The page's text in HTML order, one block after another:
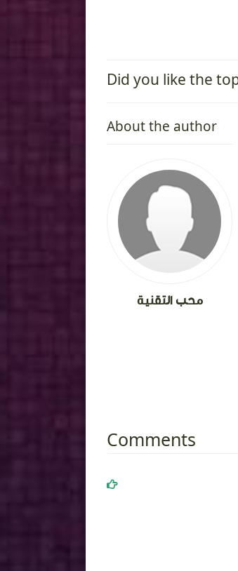
About the author
محب التقنية
Download Call of Duty Mobile Apk
Comments